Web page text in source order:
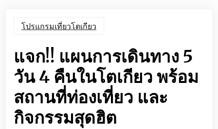
โปรแกรมเที่ยวโตเกียว
แจก!! แผนการเดินทาง 5
วัน 4 คืนในโตเกียว พร้อม
สถานที่ท่องเที่ยว และ
กิจกรรมสุดฮิต